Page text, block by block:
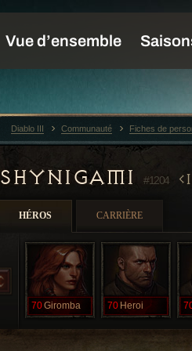
SHYNIGAMI #1204
HÉROS CARRIÈRE
70Giromba 70 Heroi
Diablo III Communauté Fiches de